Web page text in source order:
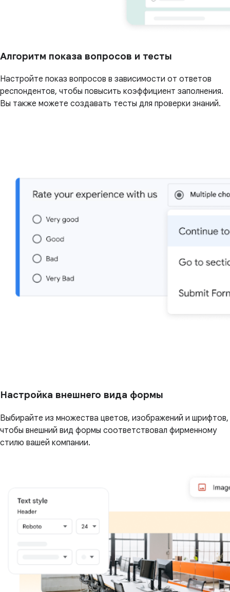
Алгоритм показа вопросов и тесты
Настройте показ вопросов в зависимости от ответов
респондентов, чтобы повысить коэффициент заполнения.
Вы также можете создавать тесты для проверки знаний.
Настройка внешнего вида формы
Выбирайте из множества цветов, изображений и шрифтов,
чтобы внешний вид формы соответствовал фирменному
стилю вашей компании.